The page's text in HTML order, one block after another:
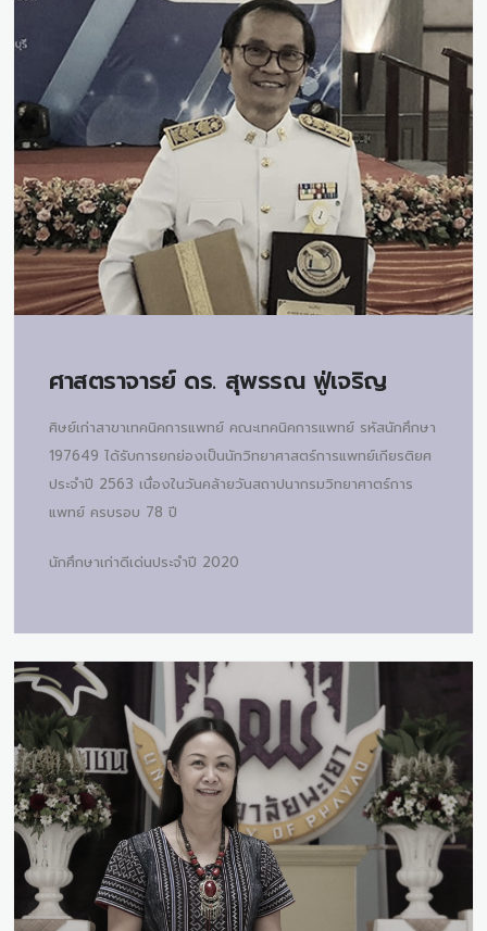
ศาสตราจารย์ ดร. สุพรรณ ฟู่เจริญ
ศิษย์เก่าสาขาเทคนิคการแพทย์ คณะเทคนิคการแพทย์ รหัสนักศึกษา
197649 ได้รับการยกย่องเป็นนักวิทยาศาสตร์การแพทย์เกียรติยศ
ประจำปี 2563 เนื่องในวันคล้ายวันสถาปนากรมวิทยาศาตร์การ
แพทย์ ครบรอบ 78 ปี
นักศึกษาเก่าดีเด่นประจำปี 2020